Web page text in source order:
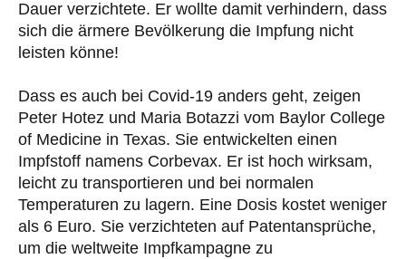
Dauer verzichtete. Er wollte damit verhindern, dass
sich die ärmere Bevölkerung die Impfung nicht
leisten könne!
Dass es auch bei Covid-19 anders geht, zeigen
Peter Hotez und Maria Botazzi vom Baylor College
of Medicine in Texas. Sie entwickelten einen
Impfstoff namens Corbevax. Er ist hoch wirksam,
leicht zu transportieren und bei normalen
Temperaturen zu lagern. Eine Dosis kostet weniger
als 6 Euro. Sie verzichteten auf Patentansprüche,
um die weltweite Impfkampagne zu